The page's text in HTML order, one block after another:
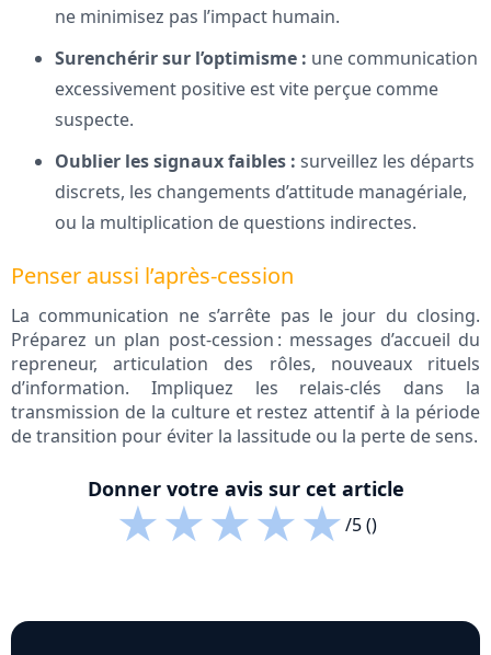
ne minimisez pas l’impact humain.
Surenchérir sur l’optimisme : une communication
excessivement positive est vite perçue comme
suspecte.
Oublier les signaux faibles : surveillez les départs
discrets, les changements d’attitude managériale,
ou la multiplication de questions indirectes.
Penser aussi l’après-cession
La communication ne s’arrête pas le jour du closing.
Préparez un plan post-cession : messages d’accueil du
repreneur, articulation des rôles, nouveaux rituels
d’information. Impliquez les relais-clés dans la
transmission de la culture et restez attentif à la période
de transition pour éviter la lassitude ou la perte de sens.
Donner votre avis sur cet article
★★★★★/5 ()